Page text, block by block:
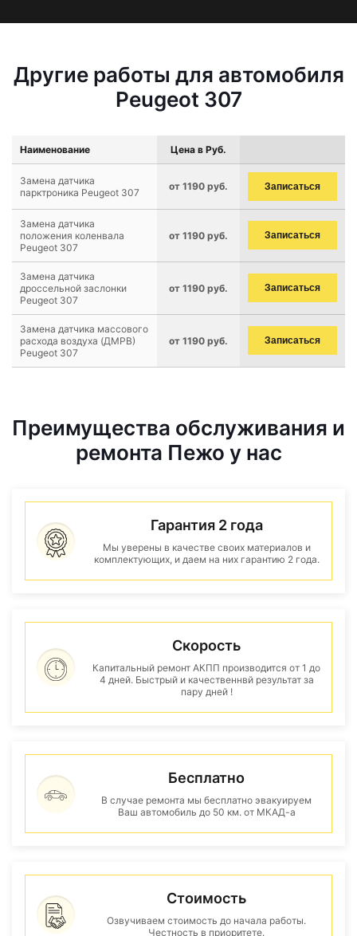
Другие работы для автомобиля
Peugeot 307
Наименование Цена в Руб.
Замена датчика
парктроника Peugeot 307
от 1190 руб. Записаться
Замена датчика
положения коленвала
Peugeot 307
от 1190 руб. Записаться
Замена датчика
дроссельной заслонки
Peugeot 307
от 1190 руб. Записаться
Замена датчика массового
расхода воздуха (ДМРВ)
Peugeot 307
от 1190 руб. Записаться
Преимущества обслуживания и
ремонта Пежо у нас
Гарантия 2 года
Мы уверены в качестве своих материалов и
комплектующих, и даем на них гарантию 2 года.
Скорость
Капитальный ремонт АКПП производится от 1 до
4 дней. Быстрый и качественнвй результат за
пару дней !
Бесплатно
В случае ремонта мы бесплатно эвакуируем
Ваш автомобиль до 50 км. от МКАД-а
Стоимость
Озвучиваем стоимость до начала работы.
Честность в приоритете.